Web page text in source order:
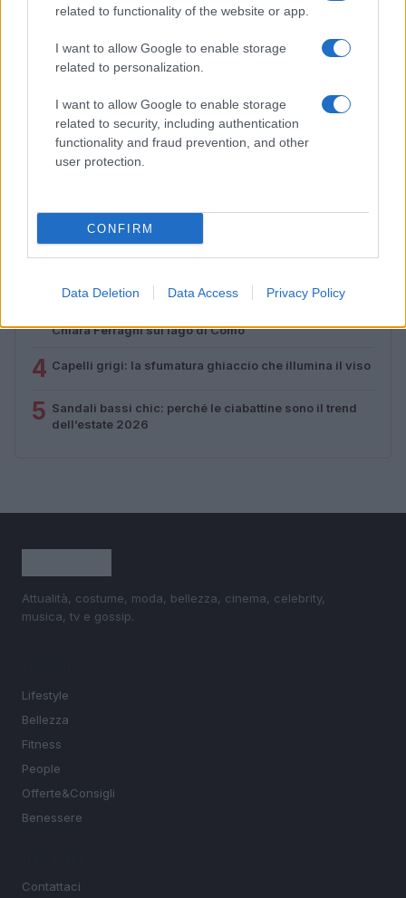
related to functionality of the website or app.
I want to allow Google to enable storage
related to personalization.
I want to allow Google to enable storage
related to security, including authentication
functionality and fraud prevention, and other
user protection.
CONFIRM
Data Deletion Data Access Privacy Policy
Come ottenere ricci morbidi e definiti con la giusta
Cristian Castiglioni · 9 Ago 2026
1 Come ottenere una manicure impeccabile e duratura
2 Scopri le tendenze beauty di agosto 2026: dalle spa di
Chiara Ferragni sul lago di Como
4 Capelli grigi: la sfumatura ghiaccio che illumina il viso
5 Sandali bassi chic: perché le ciabattine sono il trend
dell’estate 2026
Attualità, costume, moda, bellezza, cinema, celebrity,
musica, tv e gossip.
Lifestyle
Bellezza
Fitness
People
Offerte&Consigli
Benessere
Contattaci